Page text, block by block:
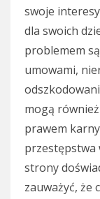
swoje
dla swoich
problemem
umowami,
mogą
prawem
przestępstwa
strony
zauważyć, że